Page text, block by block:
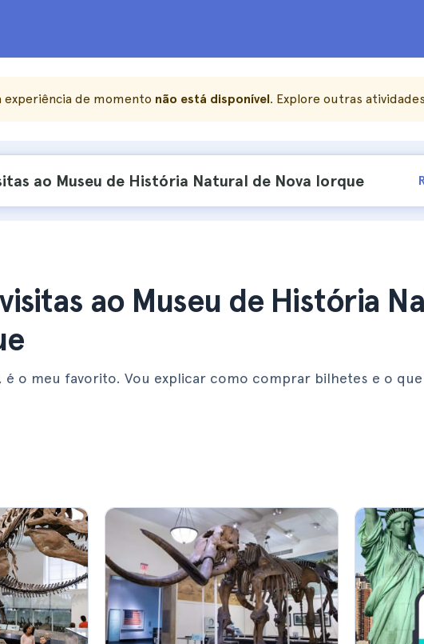
experiência de momento não está disponível. Explore outras
ao Museu de História
é o meu favorito. Vou explicar como comprar bilhetes e o